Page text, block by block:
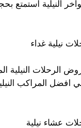
النيلية استمتع
نيلية غداء
الرحلات النيلية
افضل المراكب
عشاء نيلية